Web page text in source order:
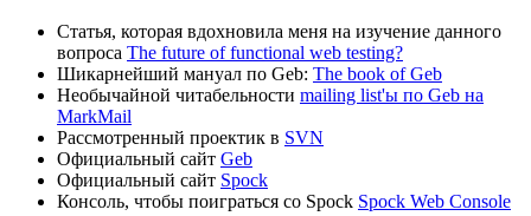
Статья, которая вдохновила меня на изучение данного
вопроса The future of functional web testing?
Шикарнейший мануал по Geb: The book of Geb
Необычайной читабельности mailing list'ы по Geb на
MarkMail
Рассмотренный проектик в SVN
Официальный сайт Geb
Официальный сайт Spock
Консоль, чтобы поиграться со Spock Spock Web Console